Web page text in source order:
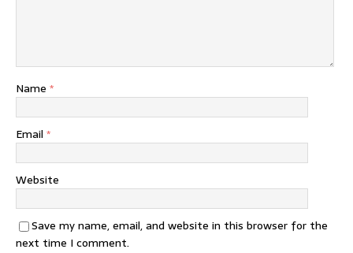
Name *
Email *
Website
Save my name, email, and website in this browser for the
next time I comment.